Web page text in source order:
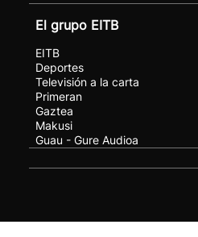
El grupo EITB
EITB
Deportes
Televisión a la carta
Primeran
Gaztea
Makusi
Guau - Gure Audioa